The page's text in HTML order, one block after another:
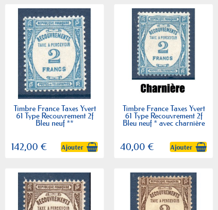
Timbre France Taxes Yvert
61 Type Recouvrement 2f
Bleu neuf **
142,00 € Ajouter
Timbre France Taxes Yvert
61 Type Recouvrement 2f
Bleu neuf * avec charnière
40,00 € Ajouter